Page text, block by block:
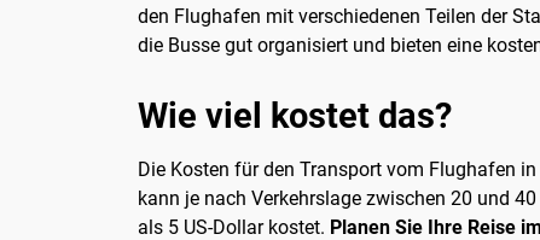
den Flughafen mit verschiedenen Teilen der
die Busse gut organisiert und bieten eine
Wie viel kostet das?
Die Kosten für den Transport vom Flughafen
kann je nach Verkehrslage zwischen 20 und
als 5 US-Dollar kostet. Planen Sie Ihre Reise